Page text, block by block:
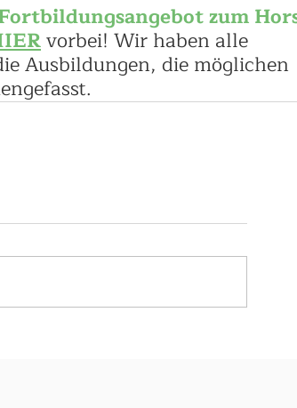
zum
vorbei! Wir haben alle
Ausbildungen, die möglichen